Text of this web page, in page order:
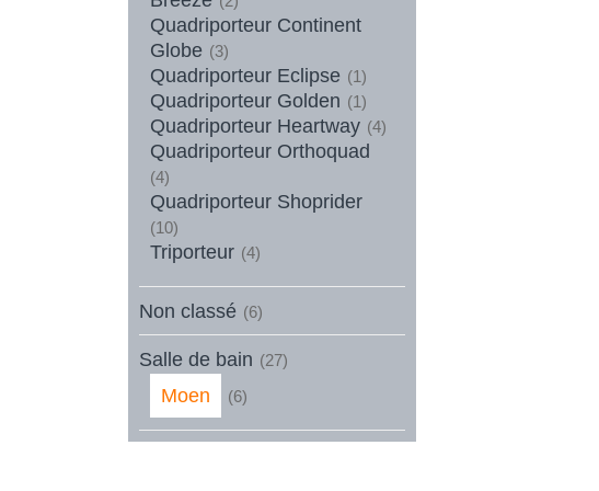
Quadriporteur Continent
Globe (3)
Quadriporteur Eclipse (1)
Quadriporteur Golden (1)
Quadriporteur Heartway (4)
Quadriporteur Orthoquad
(4)
Quadriporteur Shoprider
(10)
Triporteur (4)
Non classé (6)
Salle de bain (27)
Moen (6)